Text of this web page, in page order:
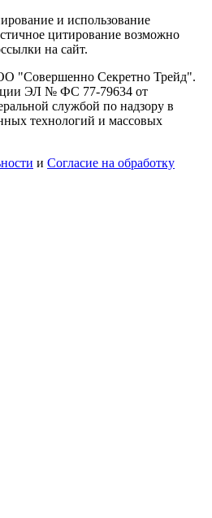
и использование
цитирование возможно
на сайт.
"Совершенно Секретно Трейд".
ЭЛ № ФС 77-79634 от
службой по надзору в
технологий и массовых
и Согласие на обработку